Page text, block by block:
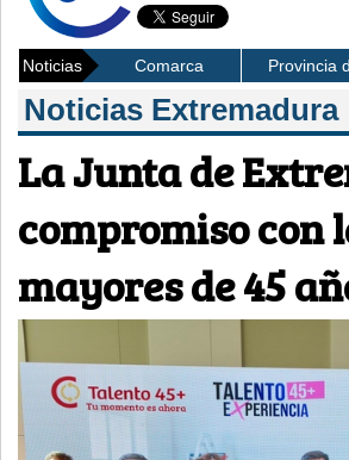
Noticias Comarca Provincia
Noticias Extremadura
La Junta de
compromiso con
mayores de 45